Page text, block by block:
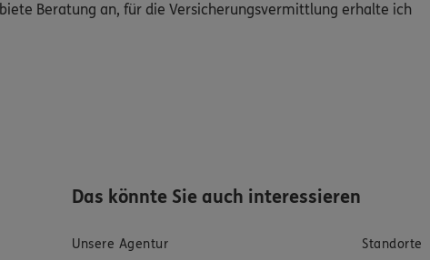
Beratung an, für die Versicherungsvermittlung erhalte ich
Das könnte Sie auch interessieren
Unsere Agentur
Standorte